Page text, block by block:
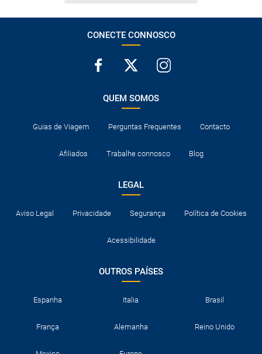
CONECTE CONNOSCO
QUEM SOMOS
Guias de Viagem Perguntas Frequentes Contacto
Afiliados Trabalhe connosco Blog
LEGAL
Aviso Legal Privacidade Segurança Política de Cookies
Acessibilidade
OUTROS PAÍSES
Espanha Italia Brasil
França Alemanha Reino Unido